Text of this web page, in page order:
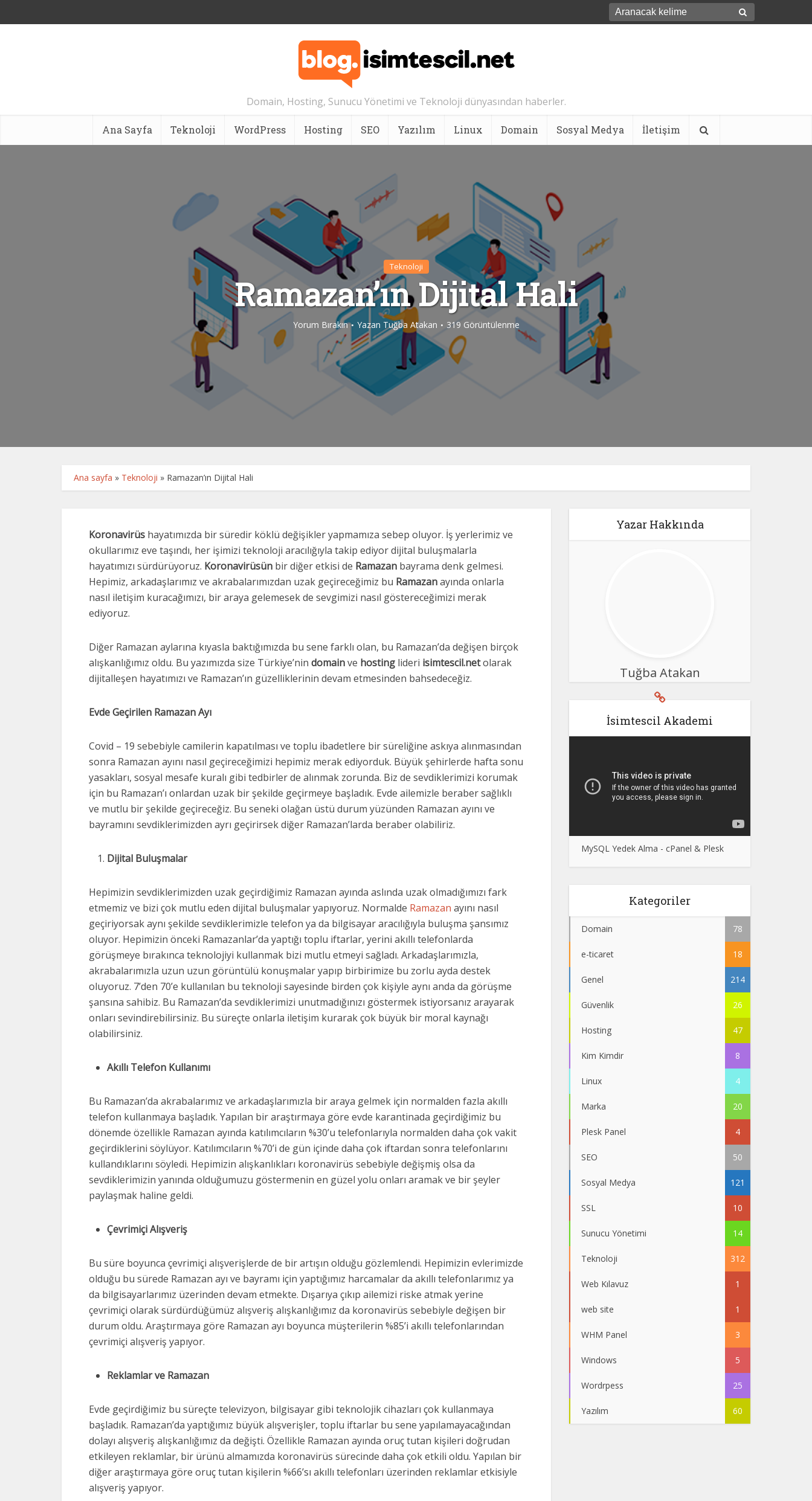
Domain, Hosting, Sunucu Yönetimi ve Teknoloji dünyasından haberler.
Ana Sayfa Teknoloji WordPress Hosting SEO Yazılım Linux Domain Sosyal Medya İletişim
Teknoloji
Ramazan’ın Dijital Hali
Yorum Bırakın Yazan Tuğba Atakan 319 Görüntülenme
Ana sayfa » Teknoloji » Ramazan’ın Dijital Hali
Koronavirüs hayatımızda bir süredir köklü değişikler yapmamıza sebep oluyor. İş yerlerimiz ve
okullarımız eve taşındı, her işimizi teknoloji aracılığıyla takip ediyor dijital buluşmalarla
hayatımızı sürdürüyoruz. Koronavirüsün bir diğer etkisi de Ramazan bayrama denk gelmesi.
Hepimiz, arkadaşlarımız ve akrabalarımızdan uzak geçireceğimiz bu Ramazanayında onlarla
nasıl iletişim kuracağımızı, bir araya gelemesek de sevgimizi nasıl göstereceğimizi merak
ediyoruz.
Diğer Ramazan aylarına kıyasla baktığımızda bu sene farklı olan, bu Ramazan’da değişen birçok
alışkanlığımız oldu. Bu yazımızda size Türkiye’nin domainve hosting lideri isimtescil.netolarak
dijitalleşen hayatımızı ve Ramazan’ın güzelliklerinin devam etmesinden bahsedeceğiz.
Evde Geçirilen Ramazan Ayı
Covid – 19 sebebiyle camilerin kapatılması ve toplu ibadetlere bir süreliğine askıya alınmasından
sonra Ramazan ayını nasıl geçireceğimizi hepimiz merak ediyorduk. Büyük şehirlerde hafta sonu
yasakları, sosyal mesafe kuralı gibi tedbirler de alınmak zorunda. Biz de sevdiklerimizi korumak
için bu Ramazan’ı onlardan uzak bir şekilde geçirmeye başladık. Evde ailemizle beraber sağlıklı
ve mutlu bir şekilde geçireceğiz. Bu seneki olağan üstü durum yüzünden Ramazan ayını ve
bayramını sevdiklerimizden ayrı geçirirsek diğer Ramazan’larda beraber olabiliriz.
Dijital Buluşmalar
Hepimizin sevdiklerimizden uzak geçirdiğimiz Ramazan ayında aslında uzak olmadığımızı fark
etmemiz ve bizi çok mutlu eden dijital buluşmalar yapıyoruz. Normalde Ramazan ayını nasıl
geçiriyorsak aynı şekilde sevdiklerimizle telefon ya da bilgisayar aracılığıyla buluşma şansımız
oluyor. Hepimizin önceki Ramazanlar’da yaptığı toplu iftarlar, yerini akıllı telefonlarda
görüşmeye bırakınca teknolojiyi kullanmak bizi mutlu etmeyi sağladı. Arkadaşlarımızla,
akrabalarımızla uzun uzun görüntülü konuşmalar yapıp birbirimize bu zorlu ayda destek
oluyoruz. 7’den 70’e kullanılan bu teknoloji sayesinde birden çok kişiyle aynı anda da görüşme
şansına sahibiz. Bu Ramazan’da sevdiklerimizi unutmadığınızı göstermek istiyorsanız arayarak
onları sevindirebilirsiniz. Bu süreçte onlarla iletişim kurarak çok büyük bir moral kaynağı
olabilirsiniz.
Akıllı Telefon Kullanımı
Bu Ramazan’da akrabalarımız ve arkadaşlarımızla bir araya gelmek için normalden fazla akıllı
telefon kullanmaya başladık. Yapılan bir araştırmaya göre evde karantinada geçirdiğimiz bu
dönemde özellikle Ramazan ayında katılımcıların %30’u telefonlarıyla normalden daha çok vakit
geçirdiklerini söylüyor. Katılımcıların %70’i de gün içinde daha çok iftardan sonra telefonlarını
kullandıklarını söyledi. Hepimizin alışkanlıkları koronavirüs sebebiyle değişmiş olsa da
sevdiklerimizin yanında olduğumuzu göstermenin en güzel yolu onları aramak ve bir şeyler
paylaşmak haline geldi.
Çevrimiçi Alışveriş
Bu süre boyunca çevrimiçi alışverişlerde de bir artışın olduğu gözlemlendi. Hepimizin evlerimizde
olduğu bu sürede Ramazan ayı ve bayramı için yaptığımız harcamalar da akıllı telefonlarımız ya
da bilgisayarlarımız üzerinden devam etmekte. Dışarıya çıkıp ailemizi riske atmak yerine
çevrimiçi olarak sürdürdüğümüz alışveriş alışkanlığımız da koronavirüs sebebiyle değişen bir
durum oldu. Araştırmaya göre Ramazan ayı boyunca müşterilerin %85’i akıllı telefonlarından
çevrimiçi alışveriş yapıyor.
Reklamlar ve Ramazan
Evde geçirdiğimiz bu süreçte televizyon, bilgisayar gibi teknolojik cihazları çok kullanmaya
başladık. Ramazan’da yaptığımız büyük alışverişler, toplu iftarlar bu sene yapılamayacağından
dolayı alışveriş alışkanlığımız da değişti. Özellikle Ramazan ayında oruç tutan kişileri doğrudan
etkileyen reklamlar, bir ürünü almamızda koronavirüs sürecinde daha çok etkili oldu. Yapılan bir
diğer araştırmaya göre oruç tutan kişilerin %66’sı akıllı telefonları üzerinden reklamlar etkisiyle
alışveriş yapıyor.
Yazar Hakkında
Tuğba Atakan
İsimtescil Akademi
MySQL Yedek Alma - cPanel & Plesk
Kategoriler
Domain 78
e-ticaret 18
Genel 214
Güvenlik 26
Hosting 47
Kim Kimdir 8
Linux 4
Marka 20
Plesk Panel 4
SEO 50
Sosyal Medya 121
SSL 10
Sunucu Yönetimi 14
Teknoloji 312
Web Kılavuz 1
web site 1
WHM Panel 3
Windows 5
Wordrpess 25
Yazılım 60